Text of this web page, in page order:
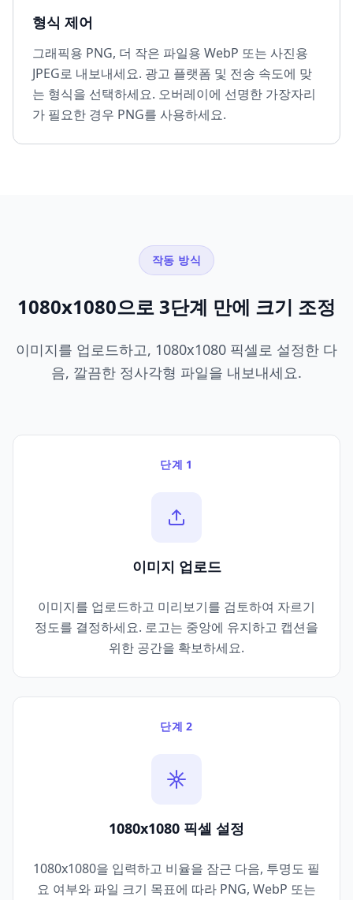
형식 제어
그래픽용 PNG, 더 작은 파일용 WebP 또는 사진용
JPEG로 내보내세요. 광고 플랫폼 및 전송 속도에 맞
는 형식을 선택하세요. 오버레이에 선명한 가장자리
가 필요한 경우 PNG를 사용하세요.
작동 방식
1080x1080으로 3단계 만에 크기 조정
이미지를 업로드하고, 1080x1080 픽셀로 설정한 다
음, 깔끔한 정사각형 파일을 내보내세요.
단계 1
이미지 업로드
이미지를 업로드하고 미리보기를 검토하여 자르기
정도를 결정하세요. 로고는 중앙에 유지하고 캡션을
위한 공간을 확보하세요.
단계 2
1080x1080 픽셀 설정
1080x1080을 입력하고 비율을 잠근 다음, 투명도 필
요 여부와 파일 크기 목표에 따라 PNG, WebP 또는